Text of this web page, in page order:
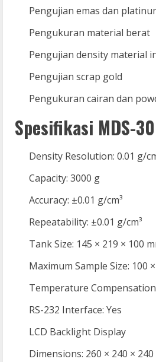
Pengujian emas dan
Pengukuran material berat
Pengujian density material
Pengujian scrap gold
Pengukuran cairan dan
Spesifikasi MDS-
Density Resolution: 0.01 g/
Capacity: 3000 g
Accuracy: ±0.01 g/cm³
Repeatability: ±0.01 g/cm³
Tank Size: 145 × 219 × 100
Maximum Sample Size: 100
Temperature
RS-232 Interface: Yes
LCD Backlight Display
Dimensions: 260 × 240 × 240